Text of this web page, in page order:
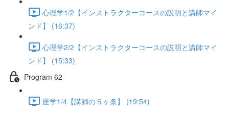
心理学1/2【インストラクターコースの説明と講師マイ
ンド】 (16:37)
心理学2/2【インストラクターコースの説明と講師マイ
ンド】 (15:33)
Program 62
座学1/4【講師の５ヶ条】 (19:54)